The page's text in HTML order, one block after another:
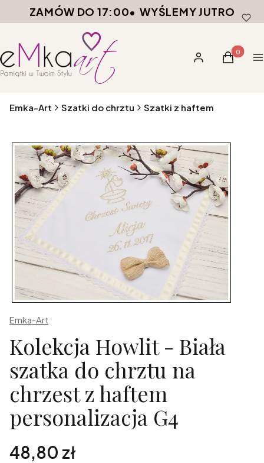
ZAMÓW DO 17:00• WYŚLEMY JUTRO
Zaloguj sięProdukty
Koszyk
Emka-Art Szatki do chrztu Szatki z haftem
Emka-Art
Kolekcja Howlit - Biała
szatka do chrztu na
chrzest z haftem
personalizacja G4
Cena
48,80 zł